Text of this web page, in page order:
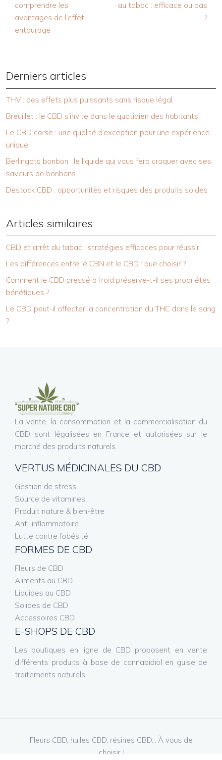
comprendre les
avantages de l’effet
entourage
au tabac : efficace ou pas
?
Derniers articles
THV : des effets plus puissants sans risque légal
Breuillet : le CBD s’invite dans le quotidien des habitants
Le CBD corse : une qualité d’exception pour une expérience
unique
Berlingots bonbon : le liquide qui vous fera craquer avec ses
saveurs de bonbons
Destock CBD : opportunités et risques des produits soldés
Articles similaires
CBD et arrêt du tabac : stratégies efficaces pour réussir
Les différences entre le CBN et le CBD : que choisir ?
Comment le CBD pressé à froid préserve-t-il ses propriétés
bénéfiques ?
Le CBD peut-il affecter la concentration du THC dans le sang
?
La vente, la consommation et la commercialisation du
CBD sont légalisées en France et autorisées sur le
marché des produits naturels.
VERTUS MÉDICINALES DU CBD
Gestion de stress
Source de vitamines
Produit nature & bien-être
Anti-inflammatoire
Lutte contre l’obésité
FORMES DE CBD
Fleurs de CBD
Aliments au CBD
Liquides au CBD
Solides de CBD
Accessoires CBD
E-SHOPS DE CBD
Les boutiques en ligne de CBD proposent en vente
différents produits à base de cannabidiol en guise de
traitements naturels.
Fleurs CBD, huiles CBD, résines CBD… À vous de
choisir !